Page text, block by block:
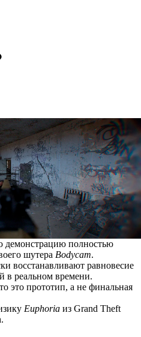
демонстрацию полностью
шутера Bodycam.
восстанавливают равновесие
в реальном времени.
это прототип, а не финальная
Euphoria из Grand Theft